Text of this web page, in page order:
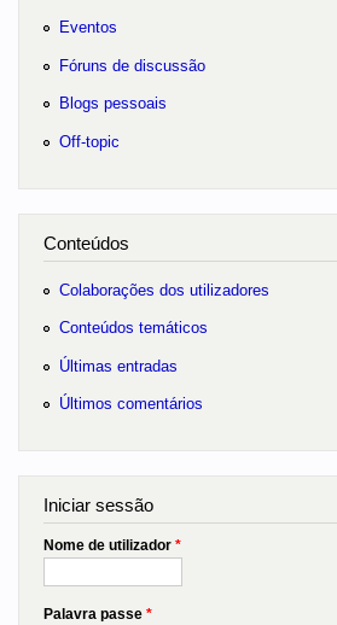
Eventos
Fóruns de discussão
Blogs pessoais
Off-topic
Conteúdos
Colaborações dos utilizadores
Conteúdos temáticos
Últimas entradas
Últimos comentários
Iniciar sessão
Nome de utilizador *
Palavra passe *